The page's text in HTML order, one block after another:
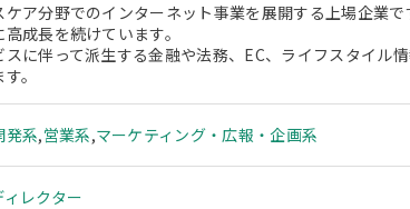
ア分野でのインターネット事業を展開する上場企業で
成長を続けています。
スに伴って派生する金融や法務、EC、ライフスタイル
。
発系,営業系,マーケティング・広報・企画系
レクター